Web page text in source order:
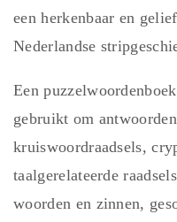
een herkenbaar en
Nederlandse
Een
gebruikt om
kruiswoordraadsels,
taalgerelateerde
woorden en zinnen,